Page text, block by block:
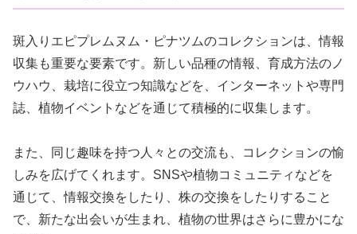
斑入りエピプレムヌム・ピナツムのコレクションは、情報
収集も重要な要素です。新しい品種の情報、育成方法のノ
ウハウ、栽培に役立つ知識などを、インターネットや専門
誌、植物イベントなどを通じて積極的に収集します。
また、同じ趣味を持つ人々との交流も、コレクションの愉
しみを広げてくれます。SNSや植物コミュニティなどを
通じて、情報交換をしたり、株の交換をしたりすること
で、新たな出会いが生まれ、植物の世界はさらに豊かにな